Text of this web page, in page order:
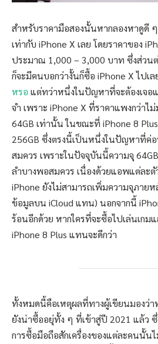
สำหรับราคามือสองนั้นหากลองหาดูดี
เท่ากับ iPhone X เลย โดยราคาของ
ประมาณ 1,000 – 3,000 บาท ซึ่งส่วน
ก็จะมีคนบอกว่างั้นก็ซื้อ iPhone X ไปเล
หรอ แต่ทว่าหนึ่งในปัญหาที่จะต้องเจอ
จำ เพราะ iPhone X ที่ราคาแพงกว่าไ
64GB เท่านั้น ในขณะที่ iPhone 8
256GB ซึ่งตรงนี้เป็นหนึ่งในปัญหาที่ค่
สมควร เพราะในปัจจุบันนี้ความจุ
ลำบางพอสมควร เนื่องด้วยแอพแต่ละ
iPhone ยังไม่สามารถเพิ่มความจุภายห
ข้อมูลบน iCloud แทน) นอกจากนี้
ร้อนอีกด้วย หากใครที่จะซื้อไปเล่นเก
iPhone 8 Plus แทนจะดีกว่า
ทั้งหมดนี้คือเหตุผลที่ทางผู้เขียนมองว่า
ยังน่าซื้ออยุ่ทั้ง ๆ ที่เข้าสู่ปี 2021 แล้ว
การซื้อมือถือสักเครื่องของแต่ละคนนั้น